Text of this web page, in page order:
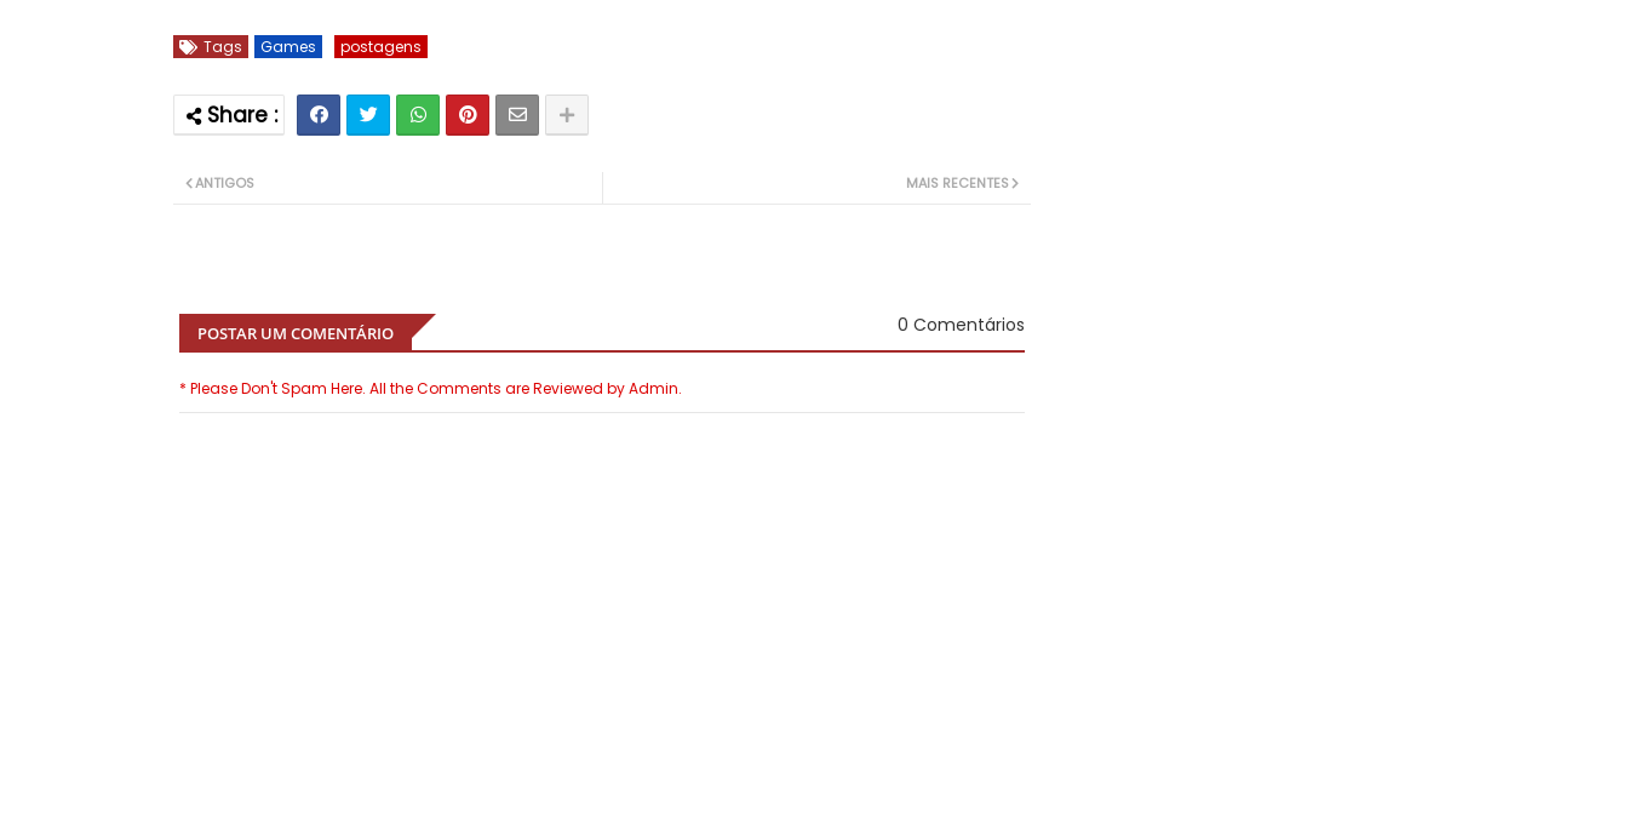
Tags Games postagens
MAIS RECENTES
ANTIGOS
POSTAR UM COMENTÁRIO 0 Comentários
* Please Don't Spam Here. All the Comments are Reviewed by Admin.